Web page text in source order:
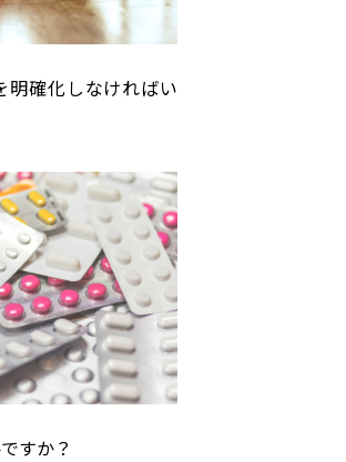
明確化しなければい
すか？